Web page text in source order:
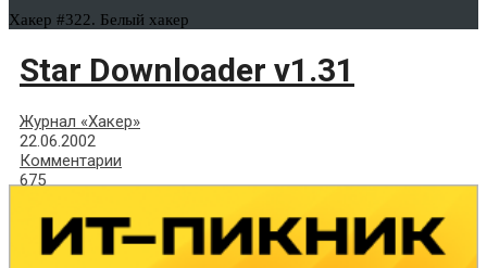
Хакер #322. Белый хакер
Star Downloader v1.31
Журнал «Хакер»
22.06.2002
Комментарии
675